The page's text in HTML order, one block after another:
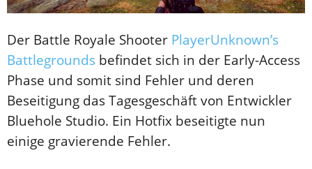
Der Battle Royale Shooter PlayerUnknown’s
Battlegrounds befindet sich in der Early-Access
Phase und somit sind Fehler und deren
Beseitigung das Tagesgeschäft von Entwickler
Bluehole Studio. Ein Hotfix beseitigte nun
einige gravierende Fehler.